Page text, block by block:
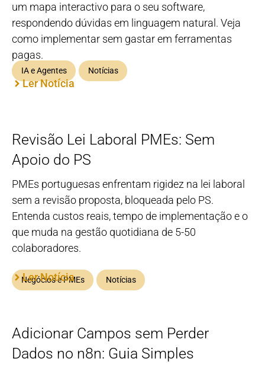
IA e Agentes Notícias
um mapa interactivo para o seu software,
respondendo dúvidas em linguagem natural. Veja
como implementar sem gastar em ferramentas
pagas.
Ler Notícia
Negócios e PMEs Notícias
Revisão Lei Laboral PMEs: Sem
Apoio do PS
PMEs portuguesas enfrentam rigidez na lei laboral
sem a revisão proposta, bloqueada pelo PS.
Entenda custos reais, tempo de implementação e o
que muda na gestão quotidiana de 5-50
colaboradores.
Ler Notícia
Adicionar Campos sem Perder
Dados no n8n: Guia Simples